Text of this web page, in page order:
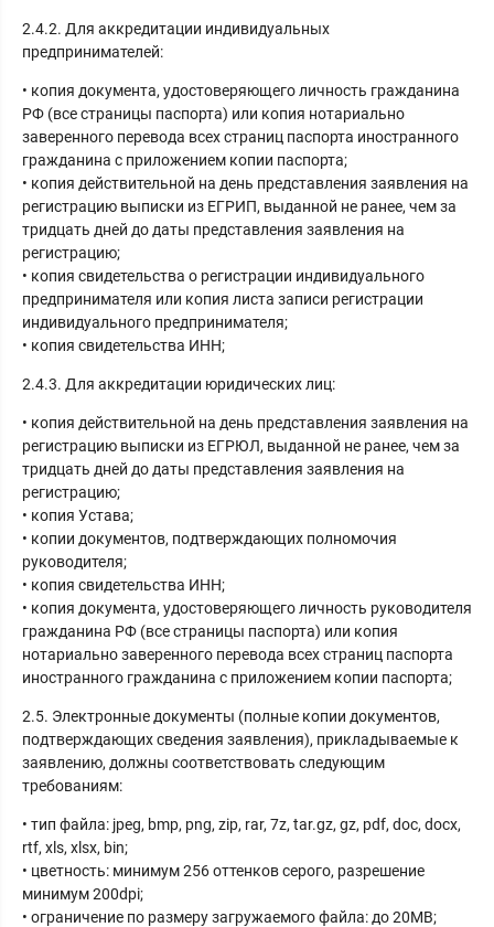
2.4.2. Для аккредитации индивидуальных
предпринимателей:
• копия документа, удостоверяющего личность гражданина
РФ (все страницы паспорта) или копия нотариально
заверенного перевода всех страниц паспорта иностранного
гражданина с приложением копии паспорта;
• копия действительной на день представления заявления на
регистрацию выписки из ЕГРИП, выданной не ранее, чем за
тридцать дней до даты представления заявления на
регистрацию;
• копия свидетельства о регистрации индивидуального
предпринимателя или копия листа записи регистрации
индивидуального предпринимателя;
• копия свидетельства ИНН;
2.4.3. Для аккредитации юридических лиц:
• копия действительной на день представления заявления на
регистрацию выписки из ЕГРЮЛ, выданной не ранее, чем за
тридцать дней до даты представления заявления на
регистрацию;
• копия Устава;
• копии документов, подтверждающих полномочия
руководителя;
• копия свидетельства ИНН;
• копия документа, удостоверяющего личность руководителя
гражданина РФ (все страницы паспорта) или копия
нотариально заверенного перевода всех страниц паспорта
иностранного гражданина с приложением копии паспорта;
2.5. Электронные документы (полные копии документов,
подтверждающих сведения заявления), прикладываемые к
заявлению, должны соответствовать следующим
требованиям:
• тип файла: jpeg, bmp, png, zip, rar, 7z, tar.gz, gz, pdf, doc, docx,
rtf, xls, xlsx, bin;
• цветность: минимум 256 оттенков серого, разрешение
минимум 200dpi;
• ограничение по размеру загружаемого файла: до 20MB;